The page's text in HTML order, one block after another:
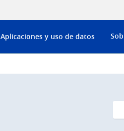
Aplicaciones y uso de datos